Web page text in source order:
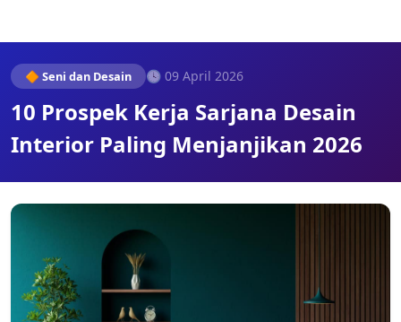
🔶 Seni dan Desain 🕓 09 April 2026
10 Prospek Kerja Sarjana Desain
Interior Paling Menjanjikan 2026